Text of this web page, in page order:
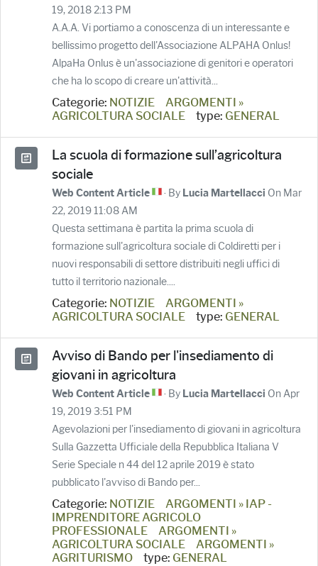
19, 2018 2:13 PM
A.A.A. Vi portiamo a conoscenza di un interessante e
bellissimo progetto dell'Associazione ALPAHA Onlus!
AlpaHa Onlus è un'associazione di genitori e operatori
che ha lo scopo di creare un'attività...
Categorie: NOTIZIE
ARGOMENTI »
AGRICOLTURA SOCIALE
type: GENERAL
La scuola di formazione sull’agricoltura
sociale
Web Content Article · By Lucia Martellacci On Mar
22, 2019 11:08 AM
Questa settimana è partita la prima scuola di
formazione sull'agricoltura sociale di Coldiretti per i
nuovi responsabili di settore distribuiti negli uffici di
tutto il territorio nazionale....
Categorie: NOTIZIE
ARGOMENTI »
AGRICOLTURA SOCIALE
type: GENERAL
Avviso di Bando per l'insediamento di
giovani in agricoltura
Web Content Article · By Lucia Martellacci On Apr
19, 2019 3:51 PM
Agevolazioni per l'insediamento di giovani in agricoltura
Sulla Gazzetta Ufficiale della Repubblica Italiana V
Serie Speciale n 44 del 12 aprile 2019 è stato
pubblicato l'avviso di Bando per...
Categorie: NOTIZIE
ARGOMENTI » IAP -
IMPRENDITORE AGRICOLO
PROFESSIONALE
ARGOMENTI »
AGRICOLTURA SOCIALE
ARGOMENTI »
AGRITURISMO
type: GENERAL